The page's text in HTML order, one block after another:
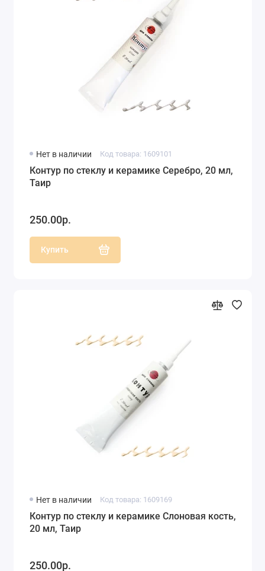
Нет в наличии Код товара: 1609101
Контур по стеклу и керамике Серебро, 20 мл,
Таир
250.00р.
Купить
Нет в наличии Код товара: 1609169
Контур по стеклу и керамике Слоновая кость,
20 мл, Таир
250.00р.